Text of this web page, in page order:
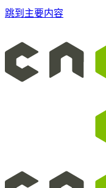
跳到主要内容